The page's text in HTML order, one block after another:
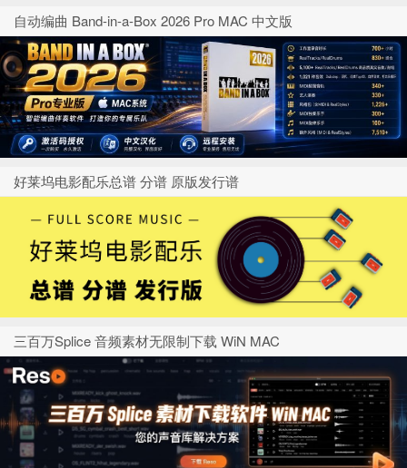
自动编曲 Band-in-a-Box 2026 Pro MAC 中文版
好莱坞电影配乐总谱 分谱 原版发行谱
三百万Splice 音频素材无限制下载 WiN MAC